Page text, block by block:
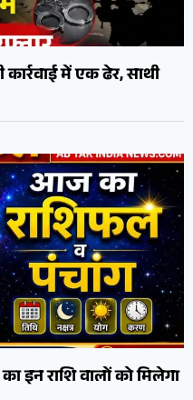
में एक ढेर, साथी
इन राशि वालों को मिलेगा